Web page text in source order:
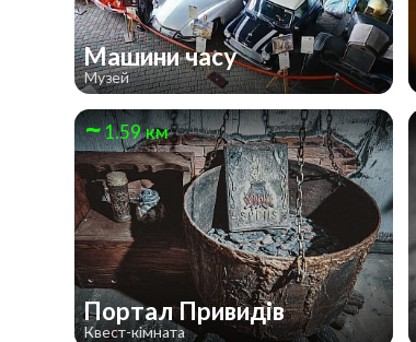
Машини часу
Музей
1.59 км
Портал Привидів
Квест-кімната